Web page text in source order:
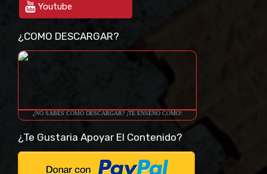
Youtube
¿COMO DESCARGAR?
¿NO SABES COMO DESCARGAR? ¡TE ENSEÑO COMO!
¿Te Gustaria Apoyar El Contenido?